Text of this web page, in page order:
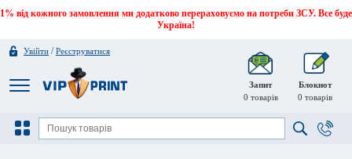
1% від кожного замовлення ми додатково перераховуємо на потреби ЗСУ. Все буде
Україна!
Увійти /Реєструватися
Запит
0 товарів
Блокнот
0 товарів